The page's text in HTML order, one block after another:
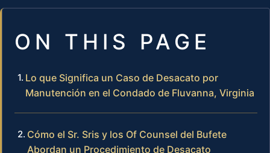
ON THIS PAGE
Lo que Significa un Caso de Desacato por
Manutención en el Condado de Fluvanna, Virginia
Cómo el Sr. Sris y los Of Counsel del Bufete
Abordan un Procedimiento de Desacato